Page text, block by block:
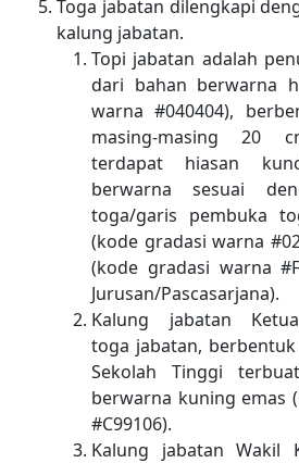
Toga jabatan dilengkapi
kalung jabatan.
Topi jabatan adalah
dari bahan berwarna
warna #040404),
masing-masing 20
terdapat hiasan
berwarna sesuai
toga/garis pembuka
(kode gradasi warna
(kode gradasi warna
Jurusan/Pascasarjana).
Kalung jabatan
toga jabatan,
Sekolah Tinggi
berwarna kuning emas
#C99106).
Kalung jabatan Wakil